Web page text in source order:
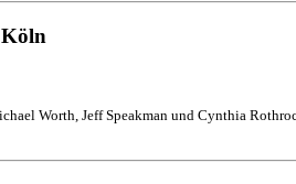
Worth, Jeff Speakman und Cynthia